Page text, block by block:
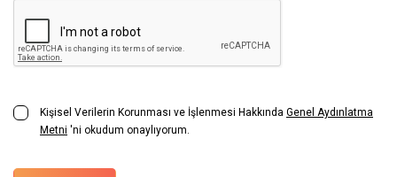
Kişisel Verilerin Korunması ve İşlenmesi Hakkında Genel Aydınlatma
Metni 'ni okudum onaylıyorum.